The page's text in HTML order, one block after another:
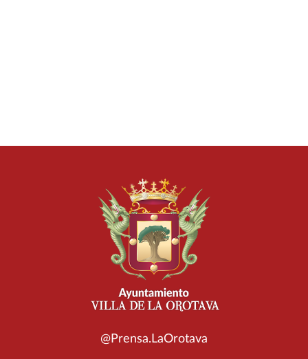
@Prensa.LaOrotava